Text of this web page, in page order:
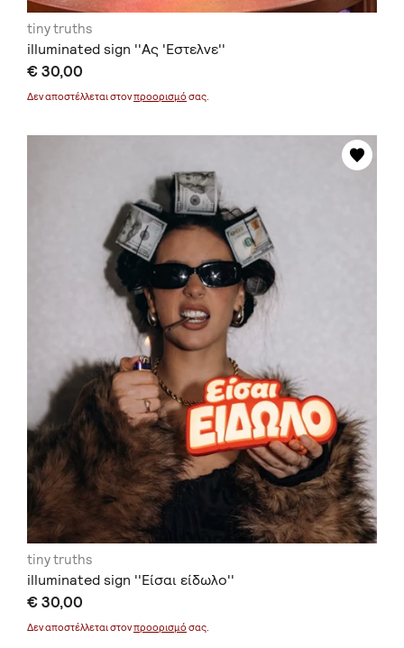
tiny truths
illuminated sign ''Ας 'Εστελνε''
€ 30,00
Δεν αποστέλλεται στονπροορισμό σας.
tiny truths
illuminated sign ''Είσαι είδωλο''
€ 30,00
Δεν αποστέλλεται στονπροορισμό σας.